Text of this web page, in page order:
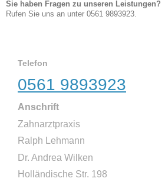
Sie haben Fragen zu unseren Leistungen?
Rufen Sie uns an unter 0561 9893923.
Telefon
0561 9893923
Anschrift
Zahnarztpraxis
Ralph Lehmann
Dr. Andrea Wilken
Holländische Str. 198